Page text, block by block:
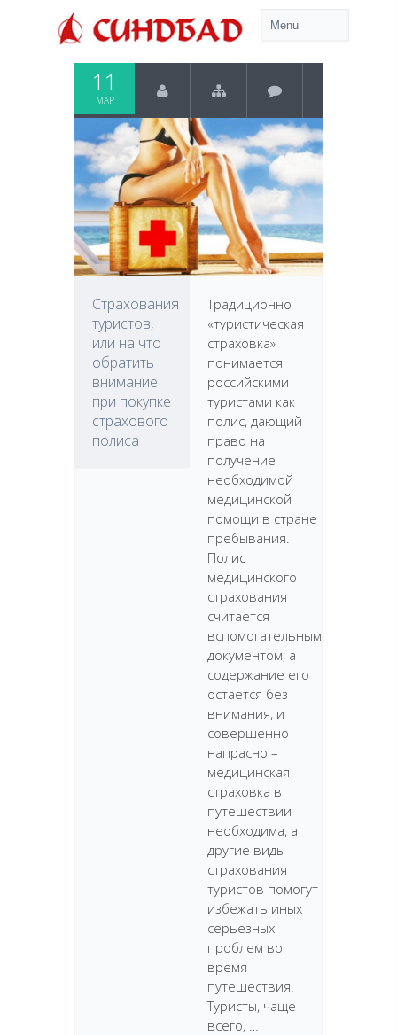
11
МАР
Страхования
туристов,
или на что
обратить
внимание
при покупке
страхового
полиса
Традиционно
«туристическая
страховка»
понимается
российскими
туристами как
полис, дающий
право на
получение
необходимой
медицинской
помощи в стране
пребывания.
Полис
медицинского
страхования
считается
вспомогательным
документом, а
содержание его
остается без
внимания, и
совершенно
напрасно –
медицинская
страховка в
путешествии
необходима, а
другие виды
страхования
туристов помогут
избежать иных
серьезных
проблем во
время
путешествия.
Туристы, чаще
всего, …